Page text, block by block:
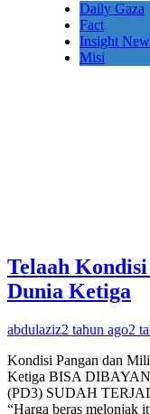
Daily Gaza
Fact
Insight
Misi
Telaah
Dunia Ketiga
abdulaziz2 tahun ago2
Kondisi Pangan dan
Ketiga BISA
(PD3) SUDAH
“Harga beras melonjak